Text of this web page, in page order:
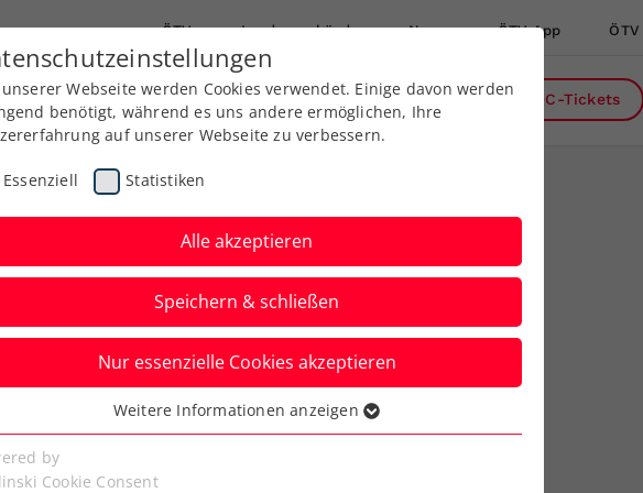
ÖTV Landesverbände News ÖTV App ÖTV
Ausbildung Services Über uns DC-Tickets
Lake’s Trophy:
am Super-
Webseite werden Cookies verwendet. Einige davon werden
benötigt, während es uns andere ermöglichen, Ihre
auf unserer Webseite zu verbessern.
Essenziell Statistiken
Alle akzeptieren
Speichern & schließen
Nur essenzielle Cookies akzeptieren
Cookies werden für grundlegende Funktionen der
benötigt. Dadurch ist gewährleistet, dass die Webseite
Weitere Informationen anzeigen
by
Cookie Consent